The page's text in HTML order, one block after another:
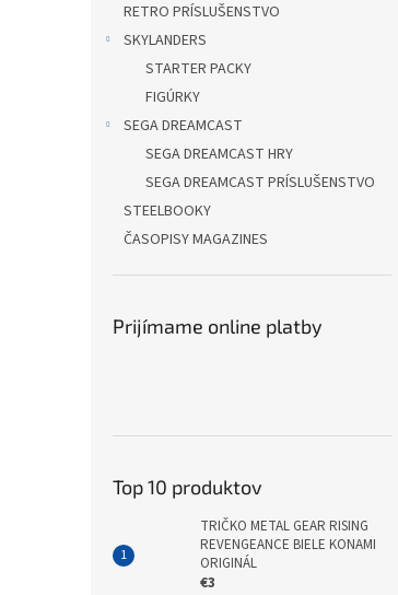
RETRO PRÍSLUŠENSTVO
SKYLANDERS
STARTER PACKY
FIGÚRKY
SEGA DREAMCAST
SEGA DREAMCAST HRY
SEGA DREAMCAST PRÍSLUŠENSTVO
STEELBOOKY
ČASOPISY MAGAZINES
Prijímame online platby
Top 10 produktov
TRIČKO METAL GEAR RISING
REVENGEANCE BIELE KONAMI
ORIGINÁL
€3